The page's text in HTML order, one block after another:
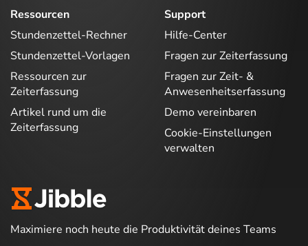
Ressourcen
Stundenzettel-Rechner
Stundenzettel-Vorlagen
Ressourcen zur
Zeiterfassung
Artikel rund um die
Zeiterfassung
Support
Hilfe-Center
Fragen zur Zeiterfassung
Fragen zur Zeit- &
Anwesenheitserfassung
Demo vereinbaren
Cookie-Einstellungen
verwalten
Maximiere noch heute die Produktivität deines Teams